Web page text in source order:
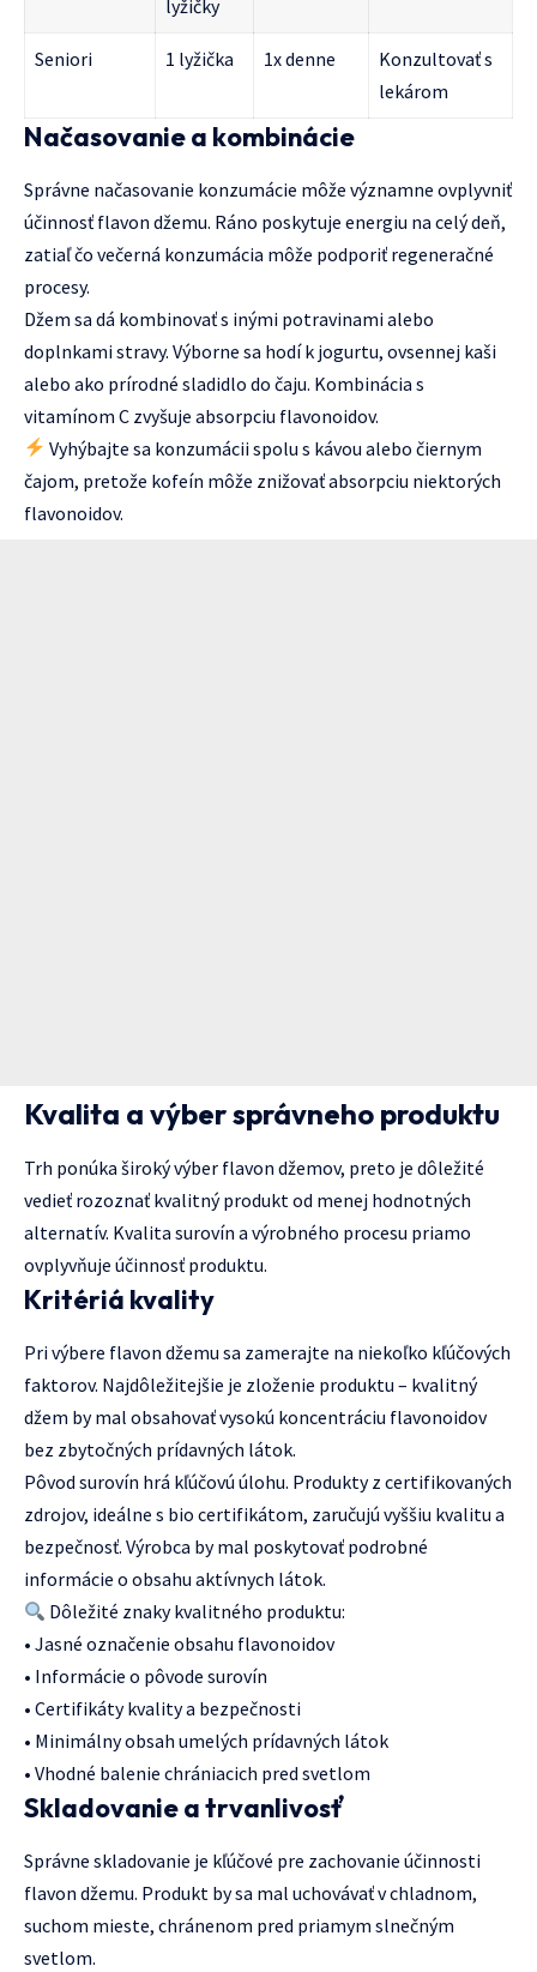
lyžičky
Seniori 1 lyžička 1x denne
Konzultovať s
lekárom
Načasovanie a kombinácie
Správne načasovanie konzumácie môže významne ovplyvniť
účinnosť flavon džemu. Ráno poskytuje energiu na celý deň,
zatiaľ čo večerná konzumácia môže podporiť regeneračné
procesy.
Džem sa dá kombinovať s inými potravinami alebo
doplnkami stravy. Výborne sa hodí k jogurtu, ovsennej kaši
alebo ako prírodné sladidlo do čaju. Kombinácia s
vitamínom C zvyšuje absorpciu flavonoidov.
Vyhýbajte sa konzumácii spolu s kávou alebo čiernym
čajom, pretože kofeín môže znižovať absorpciu niektorých
flavonoidov.
Kvalita a výber správneho produktu
Trh ponúka široký výber flavon džemov, preto je dôležité
vedieť rozoznať kvalitný produkt od menej hodnotných
alternatív. Kvalita surovín a výrobného procesu priamo
ovplyvňuje účinnosť produktu.
Kritériá kvality
Pri výbere flavon džemu sa zamerajte na niekoľko kľúčových
faktorov. Najdôležitejšie je zloženie produktu – kvalitný
džem by mal obsahovať vysokú koncentráciu flavonoidov
bez zbytočných prídavných látok.
Pôvod surovín hrá kľúčovú úlohu. Produkty z certifikovaných
zdrojov, ideálne s bio certifikátom, zaručujú vyššiu kvalitu a
bezpečnosť. Výrobca by mal poskytovať podrobné
informácie o obsahu aktívnych látok.
Dôležité znaky kvalitného produktu:
• Jasné označenie obsahu flavonoidov
• Informácie o pôvode surovín
• Certifikáty kvality a bezpečnosti
• Minimálny obsah umelých prídavných látok
• Vhodné balenie chrániacich pred svetlom
Skladovanie a trvanlivosť
Správne skladovanie je kľúčové pre zachovanie účinnosti
flavon džemu. Produkt by sa mal uchovávať v chladnom,
suchom mieste, chránenom pred priamym slnečným
svetlom.